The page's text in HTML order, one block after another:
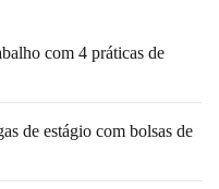
com 4 práticas de
de estágio com bolsas de